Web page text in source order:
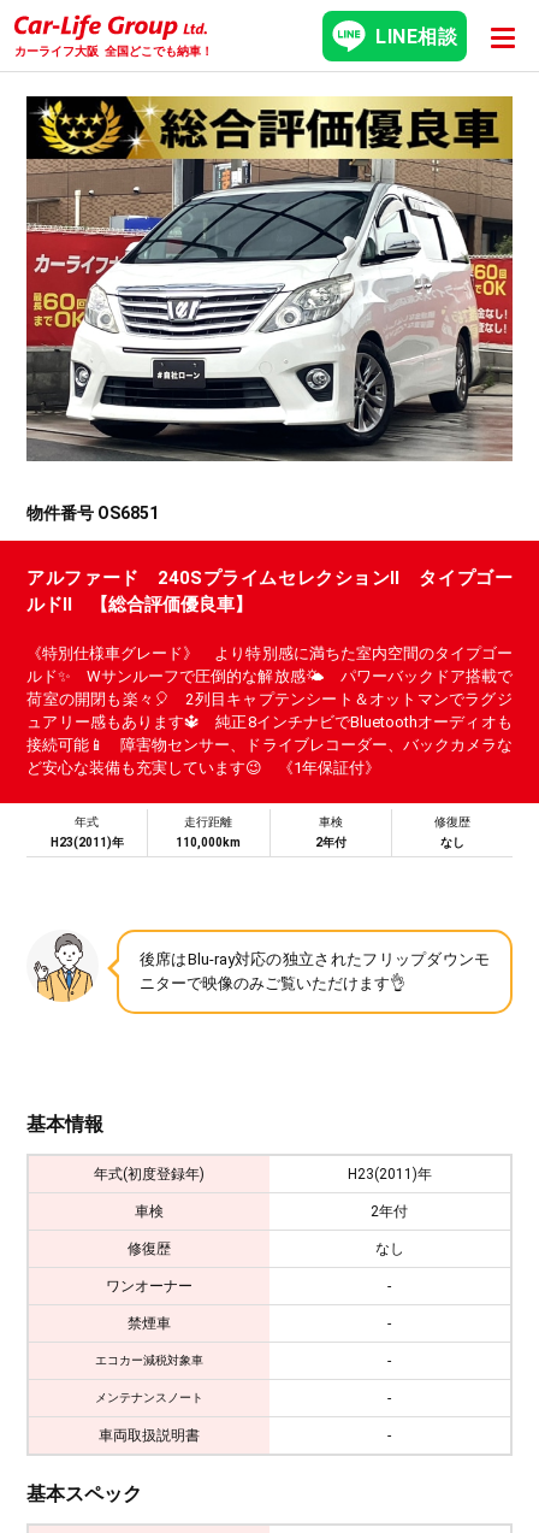
カーライフ大阪 全国どこでも納車！
LINE相談
物件番号 OS6851
アルファード 240SプライムセレクションⅡ タイプゴー
ルドⅡ 【総合評価優良車】
《特別仕様車グレード》 より特別感に満ちた室内空間のタイプゴー
ルド✨ Wサンルーフで圧倒的な解放感🌤️ パワーバックドア搭載で
荷室の開閉も楽々🎈 2列目キャプテンシート＆オットマンでラグジ
ュアリー感もあります🔱 純正8インチナビでBluetoothオーディオも
接続可能📱 障害物センサー、ドライブレコーダー、バックカメラな
ど安心な装備も充実しています😉 《1年保証付》
年式
H23(2011)年
走行距離
110,000km
車検
2年付
修復歴
なし
後席はBlu-ray対応の独立されたフリップダウンモ
ニターで映像のみご覧いただけます👌
基本情報
年式(初度登録年) H23(2011)年
車検 2年付
修復歴 なし
ワンオーナー -
禁煙車 -
エコカー減税対象車 -
メンテナンスノート -
車両取扱説明書 -
基本スペック